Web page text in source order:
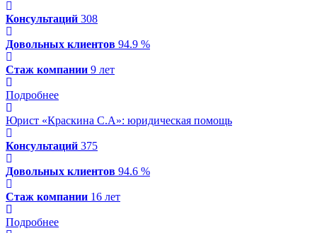
Консультаций 308
Довольных клиентов 94.9 %
Стаж компании 9 лет
Подробнее
Юрист «Краскина С.А»: юридическая помощь
Консультаций 375
Довольных клиентов 94.6 %
Стаж компании 16 лет
Подробнее